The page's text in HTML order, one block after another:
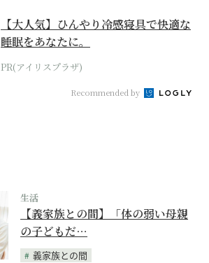
【大人気】ひんやり冷感寝具で快適な
睡眠をあなたに。
PR(アイリスプラザ)
Recommended by
生活
【義家族との間】「体の弱い母親
の子どもだ…
義家族との間